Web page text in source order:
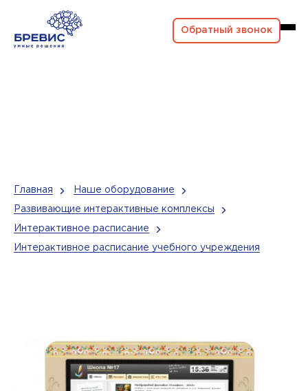
Обратный звонок
Главная Наше оборудование
Развивающие интерактивные комплексы
Интерактивное расписание
Интерактивное расписание учебного учреждения